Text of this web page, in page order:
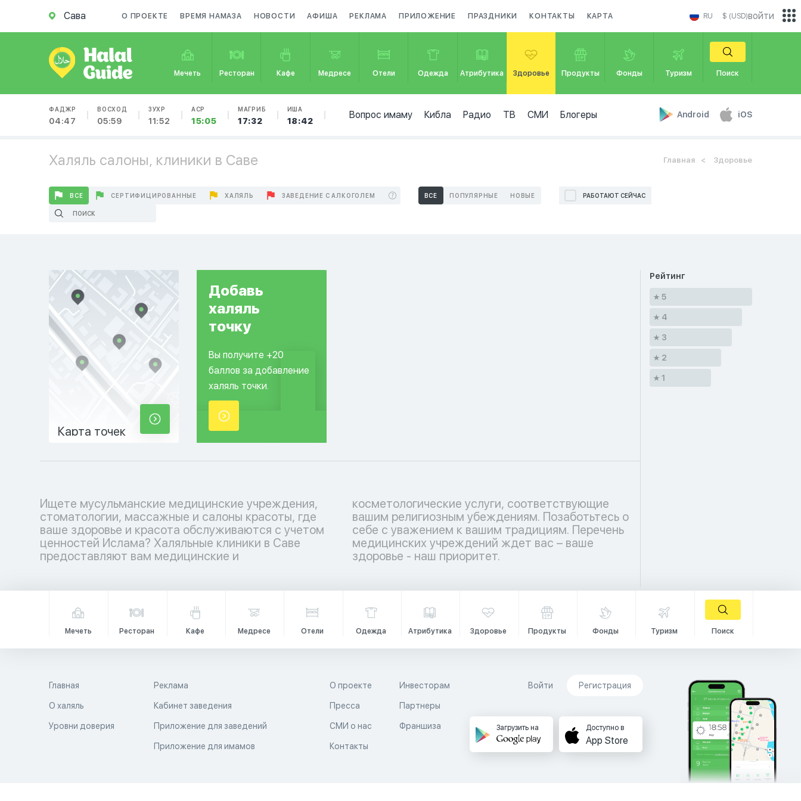
Сава О ПРОЕКТЕ ВРЕМЯ НАМАЗА НОВОСТИ АФИША РЕКЛАМА ПРИЛОЖЕНИЕ ПРАЗДНИКИ КОНТАКТЫ КАРТА RU $ (USD)
Мечеть Ресторан Кафе Медресе Отели Одежда Атрибутика Здоровье Продукты Фонды Туризм Поиск
ФАДЖР
04:47
ВОСХОД
05:59
ЗУХР
11:52
АСР
15:05
МАГРИБ
17:32
ИША
18:42
Вопрос имаму Кибла Радио ТВ СМИ Блогеры Android iOS
войти
Халяль салоны, клиники в Саве Главная Здоровье
ВСЕ СЕРТИФИЦИРОВАННЫЕ ХАЛЯЛЬ ЗАВЕДЕНИЕ С АЛКОГОЛЕМ ВСЕ ПОПУЛЯРНЫЕ НОВЫЕ РАБОТАЮТ СЕЙЧАС
Карта точек
Добавь
халяль
точку
Вы получите +20
баллов за добавление
халяль точки.
Ищете мусульманские медицинские учреждения,
стоматологии, массажные и салоны красоты, где
ваше здоровье и красота обслуживаются с учетом
ценностей Ислама? Халяльные клиники в Саве
предоставляют вам медицинские и
косметологические услуги, соответствующие
вашим религиозным убеждениям. Позаботьтесь о
себе с уважением к вашим традициям. Перечень
медицинских учреждений ждет вас – ваше
здоровье - наш приоритет.
Рейтинг
5
4
3
2
1
Мечеть Ресторан Кафе Медресе Отели Одежда Атрибутика Здоровье Продукты Фонды Туризм Поиск
Главная
О халяль
Уровни доверия
Реклама
Кабинет заведения
Приложение для заведений
Приложение для имамов
О проекте
Пресса
СМИ о нас
Контакты
Инвесторам
Партнеры
Франшиза
Войти Регистрация
Загрузить на Доступно в
App Store